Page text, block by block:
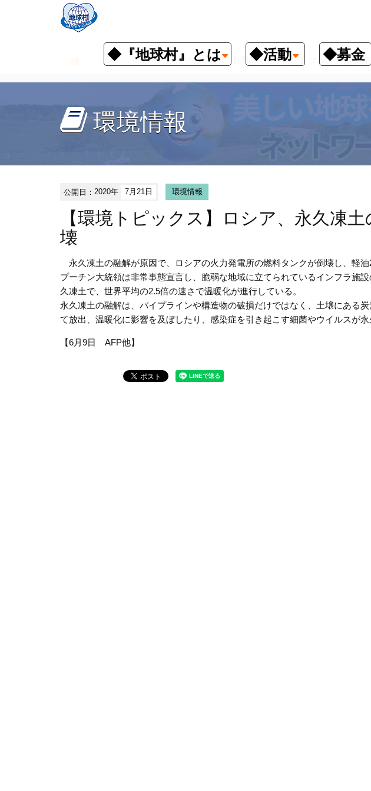
◆『地球村』とは ◆活動 ◆募金
お知らせ 環境情報 【環境トピックス】ロシア、永久
環境情報
公開日：2020年 7月21日 環境情報
【環境トピックス】ロシア、永久凍
壊
永久凍土の融解が原因で、ロシアの火力発電所の燃料タンクが倒壊し、軽油
プーチン大統領は非常事態宣言し、脆弱な地域に立てられているインフラ施
久凍土で、世界平均の2.5倍の速さで温暖化が進行している。
永久凍土の融解は、パイプラインや構造物の破損だけではなく、土壌にある
て放出、温暖化に影響を及ぼしたり、感染症を引き起こす細菌やウイルスが
【6月9日 AFP他】